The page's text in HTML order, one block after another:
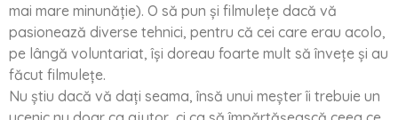
mai mare minunăție). O să pun și filmulețe dacă vă
pasionează diverse tehnici, pentru că cei care erau acolo,
pe lângă voluntariat, își doreau foarte mult să învețe și au
făcut filmulețe.
Nu știu dacă vă dați seama, însă unui meșter îi trebuie un